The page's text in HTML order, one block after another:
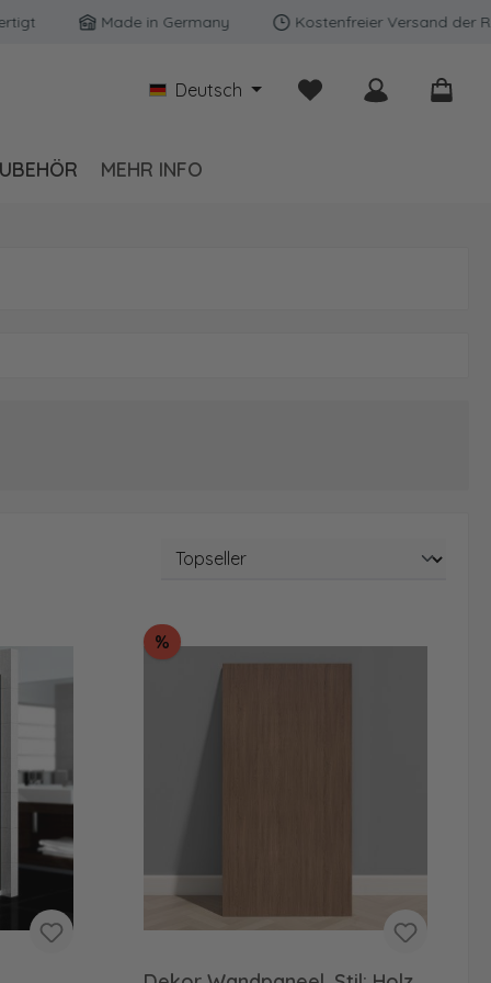
Made in Germany Kostenfreier Versand der
Deutsch Du hast 0 Produkte
MEHR INFO
% Rabatt